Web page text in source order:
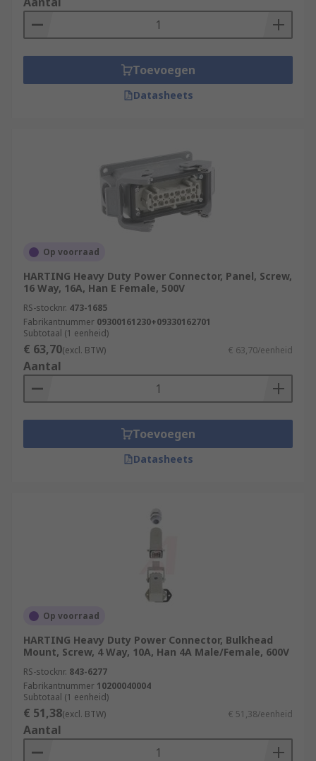
Toevoegen
Datasheets
Op voorraad
HARTING Heavy Duty Power Connector, Panel, Screw,
16 Way, 16A, Han E Female, 500V
RS-stocknr. 473-1685
Fabrikantnummer 09300161230+09330162701
Subtotaal (1 eenheid)
€ 63,70(excl. BTW) € 63,70/eenheid
Aantal
Toevoegen
Datasheets
Op voorraad
HARTING Heavy Duty Power Connector, Bulkhead
Mount, Screw, 4 Way, 10A, Han 4A Male/Female, 600V
RS-stocknr. 843-6277
Fabrikantnummer 10200040004
Subtotaal (1 eenheid)
€ 51,38(excl. BTW) € 51,38/eenheid
Aantal